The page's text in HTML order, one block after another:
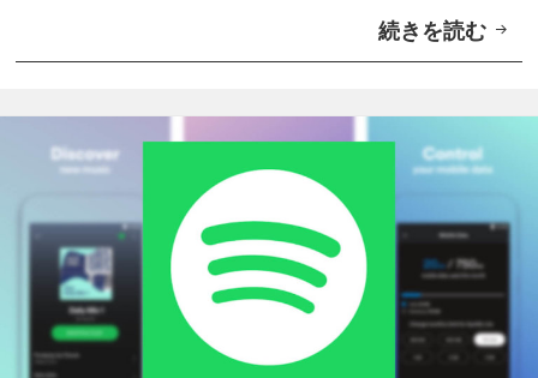
続きを読む L
I
モ
バ
ル
、
S